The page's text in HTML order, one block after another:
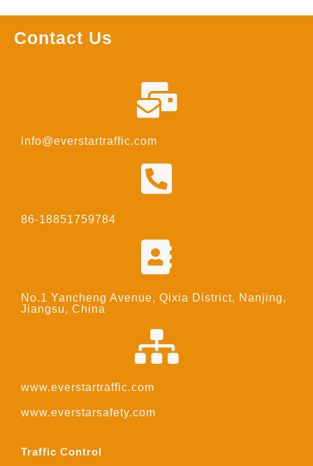
Contact Us
info@everstartraffic.com
86-18851759784
No.1 Yancheng Avenue, Qixia District, Nanjing,
Jiangsu, China
www.everstartraffic.com
www.everstarsafety.com
Traffic Control